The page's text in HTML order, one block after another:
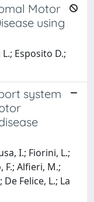
Motor
using
Esposito D.;
system
I.; Fiorini, L.;
F.; Alfieri, M.;
Felice, L.; La